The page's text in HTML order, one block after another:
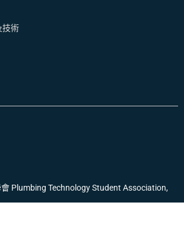
技術
Plumbing Technology Student Association,